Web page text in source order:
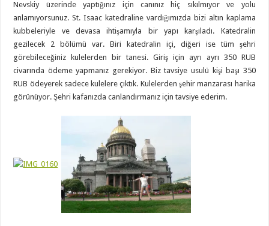
Nevskiy üzerinde yaptığınız için canınız hiç sıkılmıyor ve yolu
anlamıyorsunuz. St. Isaac katedraline vardığımızda bizi altın kaplama
kubbeleriyle ve devasa ihtişamıyla bir yapı karşıladı. Katedralin
gezilecek 2 bölümü var. Biri katedralin içi, diğeri ise tüm şehri
görebileceğiniz kulelerden bir tanesi. Giriş için ayrı ayrı 350 RUB
civarında ödeme yapmanız gerekiyor. Biz tavsiye usulü kişi başı 350
RUB ödeyerek sadece kulelere çıktık. Kulelerden şehir manzarası harika
görünüyor. Şehri kafanızda canlandırmanız için tavsiye ederim.